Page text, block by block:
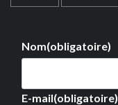
Nom(obligatoire)
E-mail(obligatoire)